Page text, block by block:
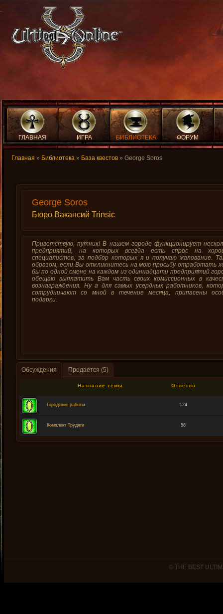
ГЛАВНАЯ ИГРА БИБЛИОТЕКА ФОРУМ
Главная » Библиотека » База квестов » George Soros
George Soros
Бюро Вакансий Trinsic
Приветствую, путник! В нашем городе функционирует
предприятий, на которых всегда есть спрос на
специалистов, за подбор которых я и получаю жалование.
образом, если Вы откликнитесь на мою просьбу отработать
бы по одной смене на каждом из одиннадцати предприятий
обещаю выплатить Вам часть своих комиссионных в
вознаграждения. Ну а для самых усердных работников,
сотрудничают со мной в течение месяца, припасены
подарки.
Обсуждения Продается (5)
Название темы Ответов
Городские работы 124
Комплект Трудяги 58
© THE BEST